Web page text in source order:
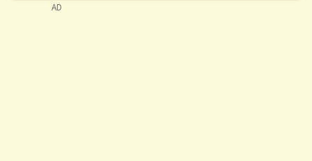
AD